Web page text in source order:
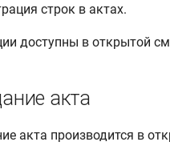
строк в актах.
доступны в открытой
акта
акта производится в